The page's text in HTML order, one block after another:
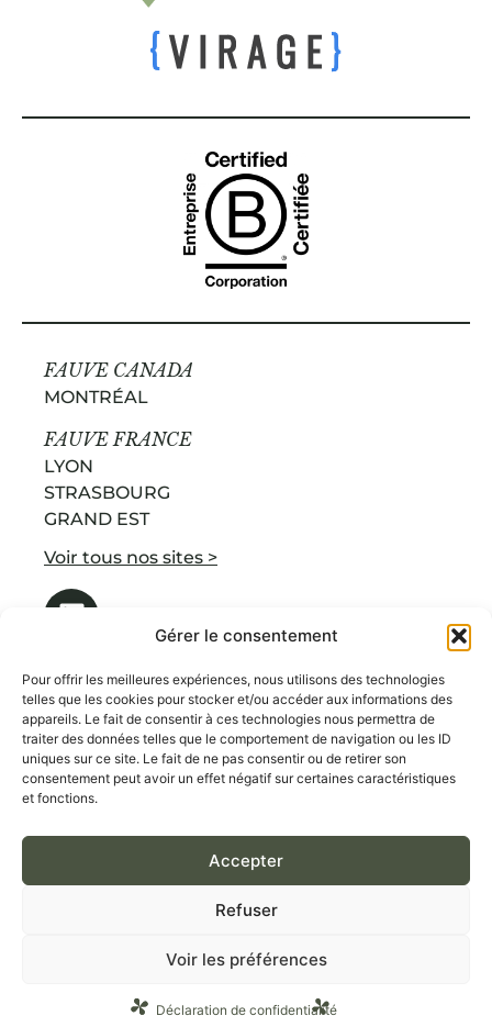
Gérer le consentement
Pour offrir les meilleures expériences, nous utilisons des technologies
telles que les cookies pour stocker et/ou accéder aux informations des
appareils. Le fait de consentir à ces technologies nous permettra de
traiter des données telles que le comportement de navigation ou les ID
uniques sur ce site. Le fait de ne pas consentir ou de retirer son
consentement peut avoir un effet négatif sur certaines caractéristiques
et fonctions.
Accepter
Refuser
Voir les préférences
Déclaration de confidentialité
FAUVE CANADA
MONTRÉAL
FAUVE FRANCE
LYON
STRASBOURG
GRAND EST
Voir tous nos sites >
NOS SERVICES
À PROPOS DE FAUVE
BLOGUE
Conditions Générales de Vente